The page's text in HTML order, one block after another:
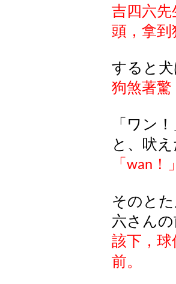
吉四六先
頭，拿到
すると犬
狗煞著驚
「ワン！
と、吠え
「 wan ！
そのと
六さん
該下，球
前。